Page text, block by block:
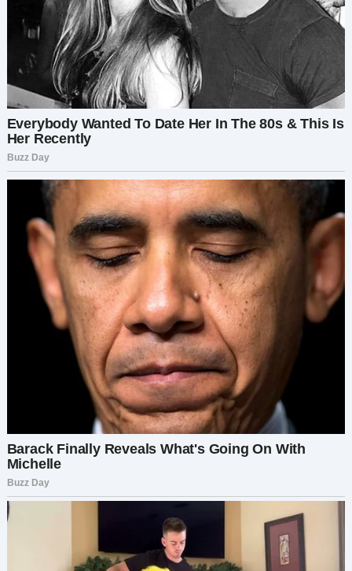
Джо забрал жену и дочь домой, где они обо
всём поговорили. Оказалось, что в день аварии
он был в куртке друга. Огромный камень ударил
его по голове, и он потерял сознание.
Очнувшись, он ничего не помнил. Из-за
документов, найденных у него, его приняли за
его друга, у которого не было ни семьи, ни
близких.
Память вернулась к нему не сразу. А когда
вернулась, Мэдисон и Труди уже переехали.
— Мы вынуждены были это сделать, — сквозь
слёзы сказала она. — Мы потеряли дом из-за
долгов.
Джо пытался их разыскать. Тем временем он
открыл собственный шахтёрский бизнес,
много работал и стал миллионером.
Теперь, когда он снова нашёл свою семью, он
был полон решимости наверстать упущенное.
Он перевёз Мэдисон и Труди в свою
роскошную квартиру, где надеялся прожить с
ними счастливо и наконец по-настоящему